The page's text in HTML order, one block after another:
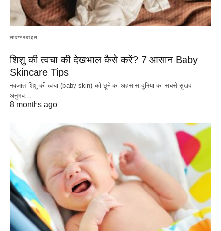
लाइफस्टाइल
शिशु की त्वचा की देखभाल कैसे करें? 7 आसान Baby
Skincare Tips
नवजात शिशु की त्वचा (baby skin) को छूने का अहसास दुनिया का सबसे सुखद
अनुभव…
8 months ago